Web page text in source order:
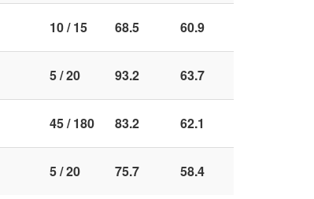
10 / 15 68.5 60.9
5 / 20 93.2 63.7
45 / 180 83.2 62.1
5 / 20 75.7 58.4